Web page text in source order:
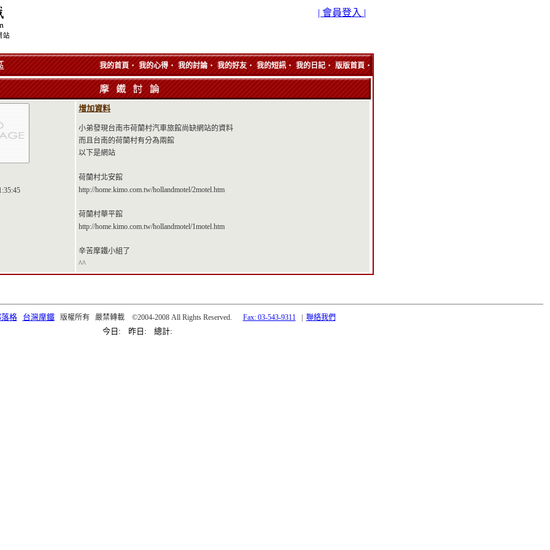
| 會員登入 |
我的首頁 ‧ 我的心得 ‧ 我的討論 ‧ 我的好友 ‧ 我的短訊‧ 我的日記 ‧ 版版首頁 ‧
增加資料
小弟發現台南市荷蘭村汽車旅館尚缺網站的資料
而且台南的荷蘭村有分為兩館
以下是網站
荷蘭村北安館
http://home.kimo.com.tw/hollandmotel/2motel.htm
荷蘭村華平館
http://home.kimo.com.tw/hollandmotel/1motel.htm
辛苦摩鐵小組了
^^
格 台灣摩鐵版權所有 嚴禁轉載 ©2004-2008 All Rights Reserved. Fax: 03-543-9311| 聯絡我們
今日: 昨日: 總計: